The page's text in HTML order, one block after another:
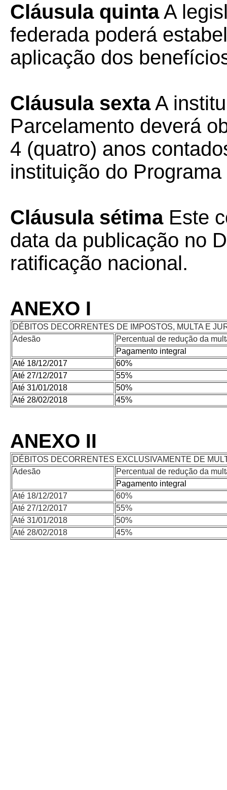
Cláusula quintaA
federada poderá
aplicação dos
Cláusula sextaA
Parcelamento deverá
4 (quatro) anos
instituição do
Cláusula sétimaEste
data da publicação no
ratificação nacional.
ANEXO I
DÉBITOS DECORRENTES DE IMPOSTOS, MULTA E
Adesão
Percentual de redução da
Pagamento integral
Até 18/12/2017
60%
Até 27/12/2017
55%
Até 31/01/2018
50%
Até 28/02/2018
45%
ANEXO II
DÉBITOS DECORRENTES EXCLUSIVAMENTE DE
Adesão
Percentual de redução da
Pagamento integral
Até 18/12/2017
60%
Até 27/12/2017
55%
Até 31/01/2018
50%
Até 28/02/2018
45%